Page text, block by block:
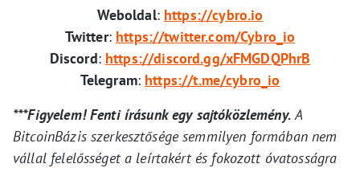
Weboldal: https://cybro.io
Twitter: https://twitter.com/Cybro_io
Discord: https://discord.gg/xFMGDQPhrB
Telegram: https://t.me/cybro_io
***Figyelem! Fenti írásunk egy sajtóközlemény.A
BitcoinBázis szerkesztősége semmilyen formában nem
vállal felelősséget a leírtakért és fokozott óvatosságra